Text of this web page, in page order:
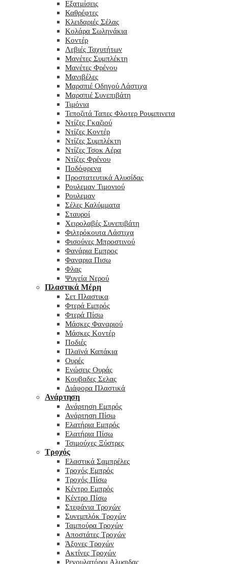
Εξατμίσεις
Καθρέφτες
Κλειδαριές Σέλας
Κολάρα Σωληνάκια
Κοντέρ
Λεβιές Ταχυτήτων
Μανέτες Συμπλέκτη
Μανέτες Φρένου
Μανιβέλες
Μαρσπιέ Οδηγού Λάστιχα
Μαρσπιέ Συνεπιβάτη
Τιμόνια
Τεποζιτά Ταπες Φλοτερ Ρουμπινετα
Ντίζες Γκαζιού
Ντίζες Κοντέρ
Ντίζες Συμπλέκτη
Ντίζες Τσοκ Αέρα
Ντίζες Φρένου
Ποδόφρενα
Προστατευτικά Αλυσίδας
Ρουλεμαν Τιμονιού
Ρουλεμαν
Σέλες Καλύμματα
Σταυροί
Χειρολαβές Συνεπιβάτη
Φιλτρόκουτα Λάστιχα
Φισούνες Μπροστινού
Φανάρια Εμπρος
Φαναρια Πισω
Φλας
Ψυγεία Νερού
Πλαστικά Μέρη
Σετ Πλαστικα
Φτερά Εμπρός
Φτερά Πίσω
Μάσκες Φαναριού
Μάσκες Κοντέρ
Ποδιές
Πλαϊνά Καπάκια
Ουρές
Ενώσεις Ουράς
Κουβαδες Σελας
Διάφορα Πλαστικά
Ανάρτηση
Ανάρτηση Εμπρός
Ανάρτηση Πίσω
Ελατήρια Εμπρός
Ελατήρια Πίσω
Τσιμούχες Ξύστρες
Τροχός
Ελαστικά Σαμπρέλες
Τροχός Εμπρός
Τροχός Πίσω
Κέντρο Εμπρός
Κέντρο Πίσω
Στεφάνια Τροχών
Συνεμπλόκ Τροχών
Ταμπούρα Τροχών
Αποστάτες Τροχών
Άξονες Τροχών
Ακτίνες Τροχών
Ρεγουλατόροι Αλυσιδας